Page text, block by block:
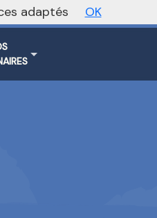
adaptés OK